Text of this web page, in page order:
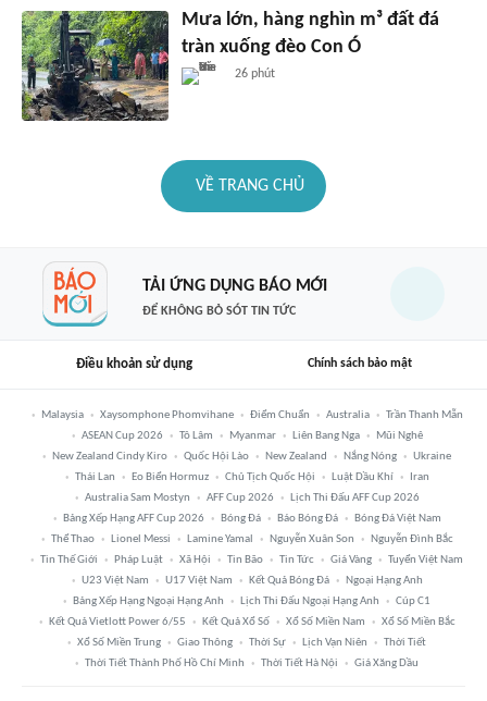
Mưa lớn, hàng nghìn m³ đất đá
tràn xuống đèo Con Ó
26 phút
VỀ TRANG CHỦ
TẢI ỨNG DỤNG BÁO MỚI
ĐỂ KHÔNG BỎ SÓT TIN TỨC
Điều khoản sử dụng Chính sách bảo mật
Malaysia Xaysomphone Phomvihane Điểm Chuẩn Australia
Trần Thanh Mẫn
ASEAN Cup 2026
Tô Lâm Myanmar Liên Bang Nga
Mũi Nghê
New Zealand Cindy Kiro
Quốc Hội Lào New Zealand Nắng Nóng
Ukraine
Thái Lan
Eo Biển Hormuz Chủ Tịch Quốc Hội Luật Dầu Khí
Iran
Australia Sam Mostyn
AFF Cup 2026
Lịch Thi Đấu AFF Cup 2026
Bảng Xếp Hạng AFF Cup 2026
Bóng Đá Báo Bóng Đá
Bóng Đá Việt Nam
Thể Thao
Lionel Messi Lamine Yamal Nguyễn Xuân Son
Nguyễn Đình Bắc
Tin Thế Giới
Pháp Luật Xã Hội Tin Bão Tin Tức Giá Vàng
Tuyển Việt Nam
U23 Việt Nam
U17 Việt Nam Kết Quả Bóng Đá
Ngoại Hạng Anh
Bảng Xếp Hạng Ngoại Hạng Anh
Lịch Thi Đấu Ngoại Hạng Anh
Cúp C1
Kết Quả Vietlott Power 6/55
Kết Quả Xổ Số Xổ Số Miền Nam
Xổ Số Miền Bắc
Xổ Số Miền Trung
Giao Thông Thời Sự Lịch Vạn Niên
Thời Tiết
Thời Tiết Thành Phố Hồ Chí Minh
Thời Tiết Hà Nội Giá Xăng Dầu